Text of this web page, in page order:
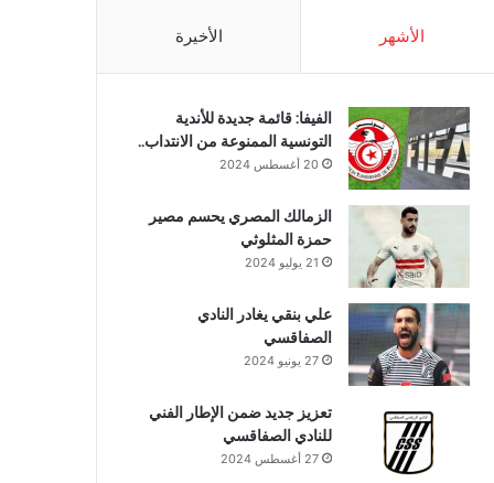
الأشهر الأخيرة
الفيفا: قائمة جديدة للأندية
التونسية الممنوعة من الانتداب..
20 أغسطس 2024
الزمالك المصري يحسم مصير
حمزة المثلوثي
21 يوليو 2024
علي بنقي يغادر النادي
الصفاقسي
27 يونيو 2024
تعزيز جديد ضمن الإطار الفني
للنادي الصفاقسي
27 أغسطس 2024